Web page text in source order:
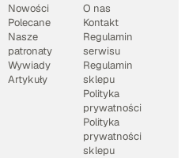
Nowości
Polecane
Nasze
patronaty
Wywiady
Artykuły
O nas
Kontakt
Regulamin
serwisu
Regulamin
sklepu
Polityka
prywatności
Polityka
prywatności
sklepu